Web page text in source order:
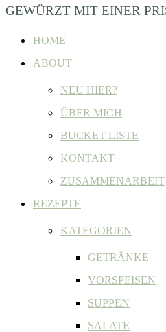
GEWÜRZT MIT EINER
HOME
ABOUT
NEU HIER?
ÜBER MICH
BUCKET LISTE
KONTAKT
ZUSAMMENARBEIT
REZEPTE
KATEGORIEN
GETRÄNKE
VORSPEISEN
SUPPEN
SALATE